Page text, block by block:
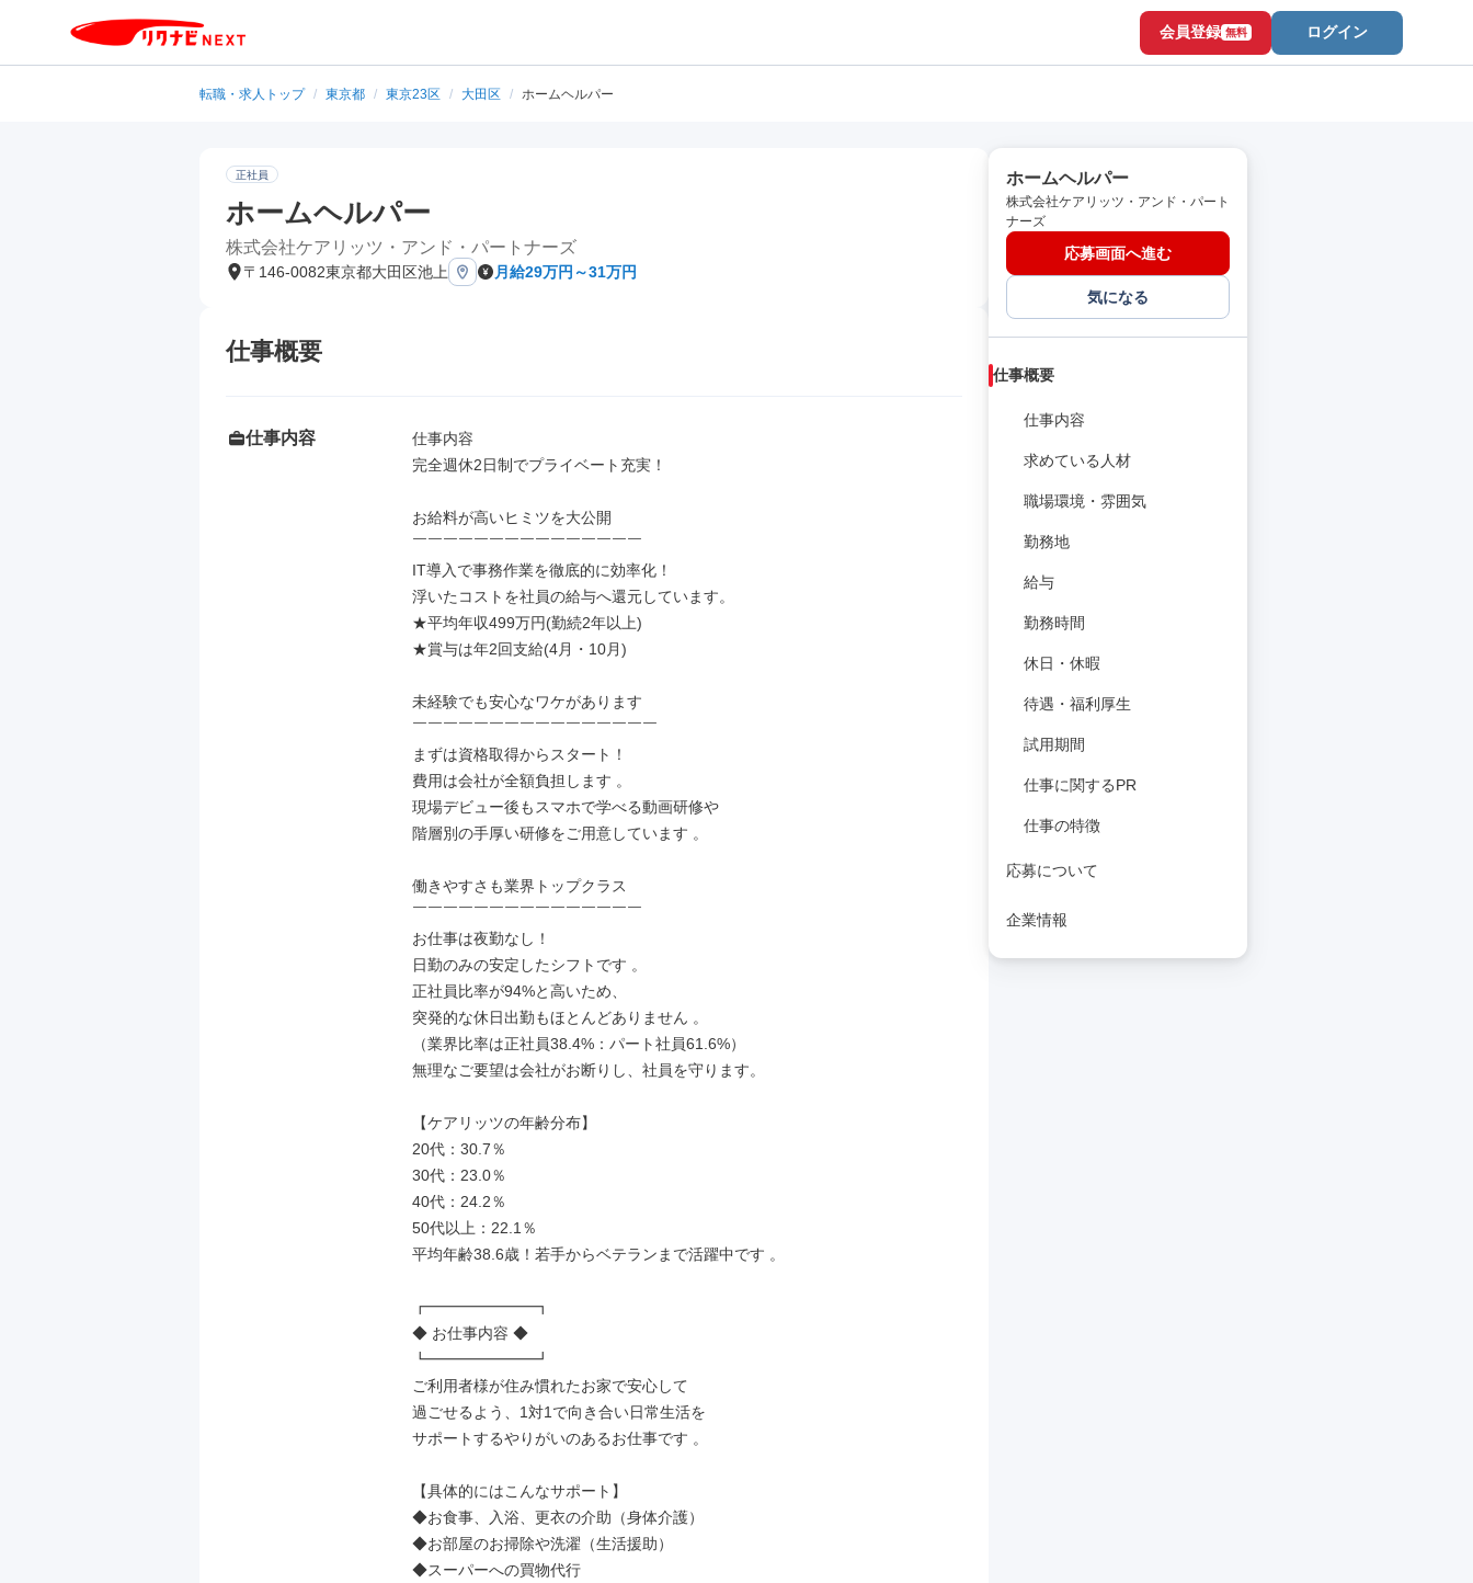
会員登録 無料 ログイン
転職・求人トップ / 東京都 / 東京23区 / 大田区 / ホームヘルパー
正社員
ホームヘルパー
株式会社ケアリッツ・アンド・パートナーズ
〒146-0082東京都大田区池上 月給29万円～31万円
仕事概要
仕事内容
仕事内容
完全週休2日制でプライベート充実！
お給料が高いヒミツを大公開
￣￣￣￣￣￣￣￣￣￣￣￣￣￣￣
IT導入で事務作業を徹底的に効率化！
浮いたコストを社員の給与へ還元しています。
★平均年収499万円(勤続2年以上)
★賞与は年2回支給(4月・10月)
未経験でも安心なワケがあります
￣￣￣￣￣￣￣￣￣￣￣￣￣￣￣￣
まずは資格取得からスタート！
費用は会社が全額負担します 。
現場デビュー後もスマホで学べる動画研修や
階層別の手厚い研修をご用意しています 。
働きやすさも業界トップクラス
￣￣￣￣￣￣￣￣￣￣￣￣￣￣￣
お仕事は夜勤なし！
日勤のみの安定したシフトです 。
正社員比率が94%と高いため、
突発的な休日出勤もほとんどありません 。
（業界比率は正社員38.4%：パート社員61.6%）
無理なご要望は会社がお断りし、社員を守ります。
【ケアリッツの年齢分布】
20代：30.7％
30代：23.0％
40代：24.2％
50代以上：22.1％
平均年齢38.6歳！若手からベテランまで活躍中です 。
┏━━━━━━━┓
◆ お仕事内容 ◆
┗━━━━━━━┛
ご利用者様が住み慣れたお家で安心して
過ごせるよう、1対1で向き合い日常生活を
サポートするやりがいのあるお仕事です 。
【具体的にはこんなサポート】
◆お食事、入浴、更衣の介助（身体介護）
◆お部屋のお掃除や洗濯（生活援助）
◆スーパーへの買物代行
ホームヘルパー
株式会社ケアリッツ・アンド・パート
ナーズ
応募画面へ進む
気になる
仕事概要
仕事内容
求めている人材
職場環境・雰囲気
勤務地
給与
勤務時間
休日・休暇
待遇・福利厚生
試用期間
仕事に関するPR
仕事の特徴
応募について
企業情報